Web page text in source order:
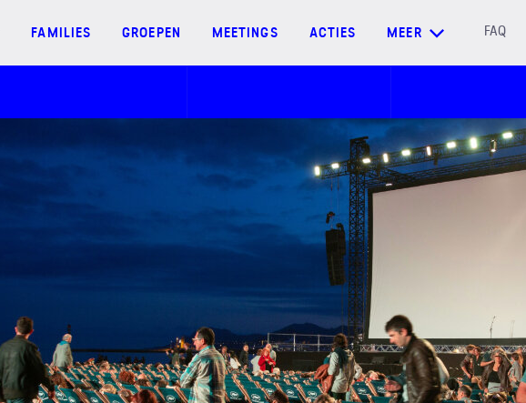
FAMILIES GROEPEN MEETINGS ACTIES MEER FAQ